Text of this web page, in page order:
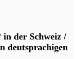
in der Schweiz /
deutsprachigen